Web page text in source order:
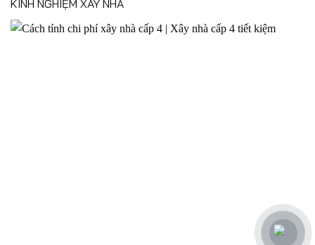
KINH NGHIỆM XÂY NHÀ